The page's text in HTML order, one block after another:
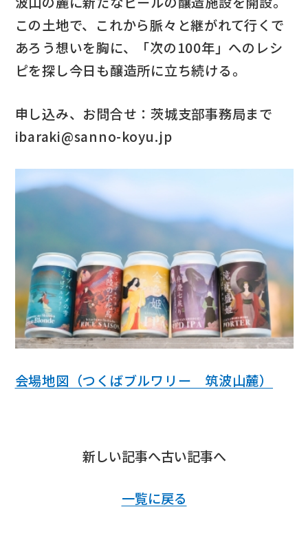
この土地で、これから脈々と継がれて行くで
あろう想いを胸に、「次の100年」へのレシ
ピを探し今日も醸造所に立ち続ける。
申し込み、お問合せ：茨城支部事務局まで
ibaraki@sanno-koyu.jp
会場地図（つくばブルワリー 筑波山麓）
新しい記事へ古い記事へ
一覧に戻る